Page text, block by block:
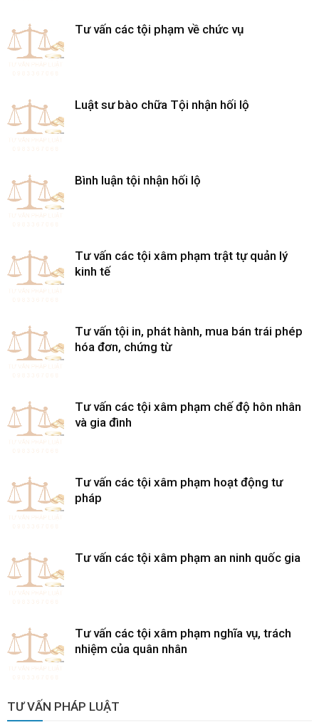
Tư vấn các tội phạm về chức vụ
Luật sư bào chữa Tội nhận hối lộ
Bình luận tội nhận hối lộ
Tư vấn các tội xâm phạm trật tự quản lý
kinh tế
Tư vấn tội in, phát hành, mua bán trái phép
hóa đơn, chứng từ
Tư vấn các tội xâm phạm chế độ hôn nhân
và gia đình
Tư vấn các tội xâm phạm hoạt động tư
pháp
Tư vấn các tội xâm phạm an ninh quốc gia
Tư vấn các tội xâm phạm nghĩa vụ, trách
nhiệm của quân nhân
TƯ VẤN PHÁP LUẬT